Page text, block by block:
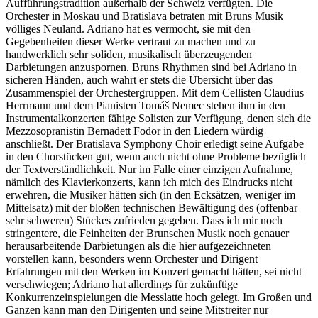
Aufführungstradition außerhalb der Schweiz verfügten. Die
Orchester in Moskau und Bratislava betraten mit Bruns Musik
völliges Neuland. Adriano hat es vermocht, sie mit den
Gegebenheiten dieser Werke vertraut zu machen und zu
handwerklich sehr soliden, musikalisch überzeugenden
Darbietungen anzuspornen. Bruns Rhythmen sind bei Adriano in
sicheren Händen, auch wahrt er stets die Übersicht über das
Zusammenspiel der Orchestergruppen. Mit dem Cellisten Claudius
Herrmann und dem Pianisten Tomáš Nemec stehen ihm in den
Instrumentalkonzerten fähige Solisten zur Verfügung, denen sich die
Mezzosopranistin Bernadett Fodor in den Liedern würdig
anschließt. Der Bratislava Symphony Choir erledigt seine Aufgabe
in den Chorstücken gut, wenn auch nicht ohne Probleme bezüglich
der Textverständlichkeit. Nur im Falle einer einzigen Aufnahme,
nämlich des Klavierkonzerts, kann ich mich des Eindrucks nicht
erwehren, die Musiker hätten sich (in den Ecksätzen, weniger im
Mittelsatz) mit der bloßen technischen Bewältigung des (offenbar
sehr schweren) Stückes zufrieden gegeben. Dass ich mir noch
stringentere, die Feinheiten der Brunschen Musik noch genauer
herausarbeitende Darbietungen als die hier aufgezeichneten
vorstellen kann, besonders wenn Orchester und Dirigent
Erfahrungen mit den Werken im Konzert gemacht hätten, sei nicht
verschwiegen; Adriano hat allerdings für zukünftige
Konkurrenzeinspielungen die Messlatte hoch gelegt. Im Großen und
Ganzen kann man den Dirigenten und seine Mitstreiter nur